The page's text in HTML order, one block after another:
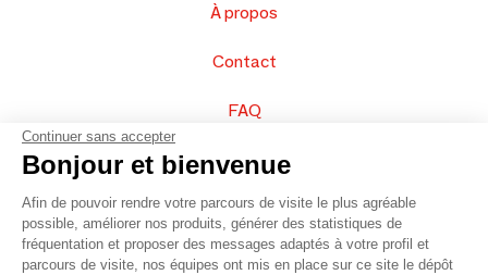
À propos
Contact
FAQ
Vendez vos produits
Plan du site
Continuer sans accepter
Bonjour et bienvenue
Afin de pouvoir rendre votre parcours de visite le plus agréable
possible, améliorer nos produits, générer des statistiques de
fréquentation et proposer des messages adaptés à votre profil et
parcours de visite, nos équipes ont mis en place sur ce site le dépôt